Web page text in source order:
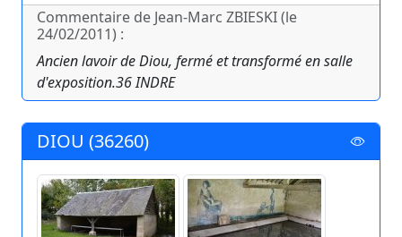
Commentaire de Jean-Marc ZBIESKI (le
24/02/2011) :
Ancien lavoir de Diou, fermé et transformé en salle
d'exposition.36 INDRE
DIOU (36260)